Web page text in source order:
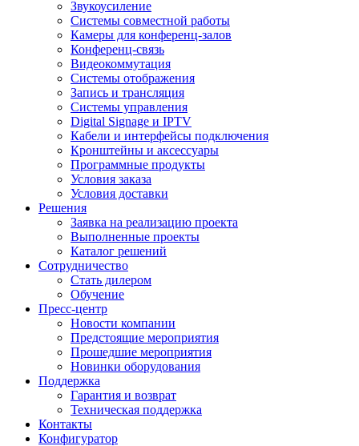
Звукоусиление
Системы совместной работы
Камеры для конференц-залов
Конференц-связь
Видеокоммутация
Системы отображения
Запись и трансляция
Системы управления
Digital Signage и IPTV
Кабели и интерфейсы подключения
Кронштейны и аксессуары
Программные продукты
Условия заказа
Условия доставки
Решения
Заявка на реализацию проекта
Выполненные проекты
Каталог решений
Сотрудничество
Стать дилером
Обучение
Пресс-центр
Новости компании
Предстоящие мероприятия
Прошедшие мероприятия
Новинки оборудования
Поддержка
Гарантия и возврат
Техническая поддержка
Контакты
Конфигуратор